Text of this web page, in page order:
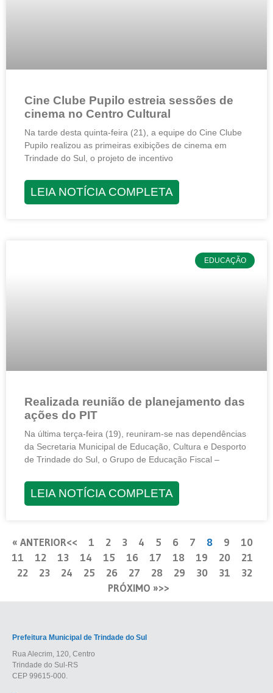
Cine Clube Pupilo estreia sessões de
cinema no Centro Cultural
Na tarde desta quinta-feira (21), a equipe do Cine Clube
Pupilo realizou as primeiras exibições de cinema em
Trindade do Sul, o projeto de incentivo
LEIA NOTÍCIA COMPLETA
EDUCAÇÃO
Realizada reunião de planejamento das
ações do PIT
Na última terça-feira (19), reuniram-se nas dependências
da Secretaria Municipal de Educação, Cultura e Desporto
de Trindade do Sul, o Grupo de Educação Fiscal –
LEIA NOTÍCIA COMPLETA
« ANTERIOR 1 2 3 4 5 6 7 8 9
10
11
12 13 14 15 16 17 18 19 20
21
22
23 24 25 26 27 28 29 30 31
32
PRÓXIMO »
Prefeitura Municipal de Trindade do Sul
Rua Alecrim, 120, Centro
Trindade do Sul-RS
CEP 99615-000.